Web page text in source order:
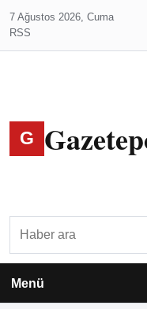
7 Ağustos 2026, Cuma
RSS
G
Menü